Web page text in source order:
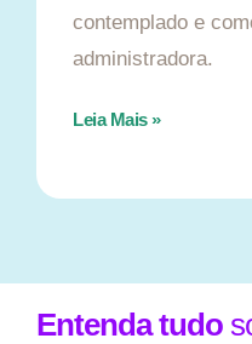
contemplado e
administradora.
Leia Mais »
Entenda tudo